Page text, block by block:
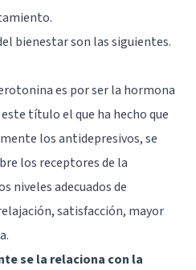
bienestar son las siguientes.
es por ser la hormona
título el que ha hecho que
los antidepresivos, se
los receptores de la
niveles adecuados de
satisfacción, mayor
se la relaciona con la